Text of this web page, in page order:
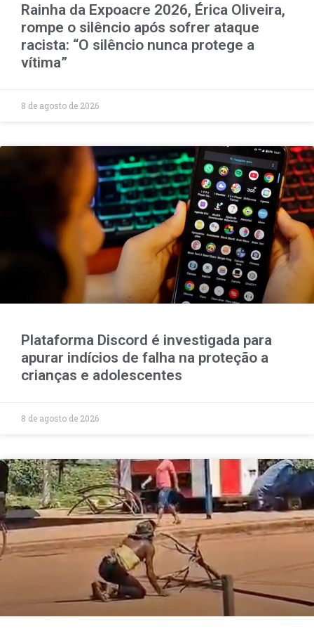
Rainha da Expoacre 2026, Érica Oliveira,
rompe o silêncio após sofrer ataque
racista: “O silêncio nunca protege a
vítima”
8 de agosto de 2026
Plataforma Discord é investigada para
apurar indícios de falha na proteção a
crianças e adolescentes
8 de agosto de 2026